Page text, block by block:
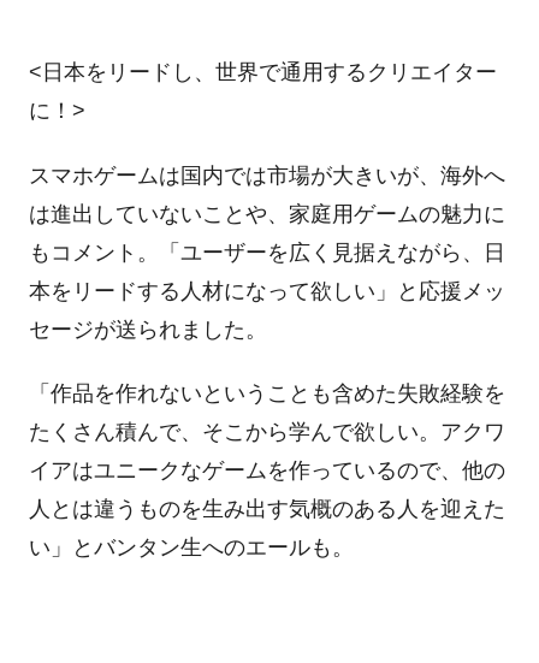
<日本をリードし、世界で通用するクリエイター
に！>
スマホゲームは国内では市場が大きいが、海外へ
は進出していないことや、家庭用ゲームの魅力に
もコメント。「ユーザーを広く見据えながら、日
本をリードする人材になって欲しい」と応援メッ
セージが送られました。
「作品を作れないということも含めた失敗経験を
たくさん積んで、そこから学んで欲しい。アクワ
イアはユニークなゲームを作っているので、他の
人とは違うものを生み出す気概のある人を迎えた
い」とバンタン生へのエールも。